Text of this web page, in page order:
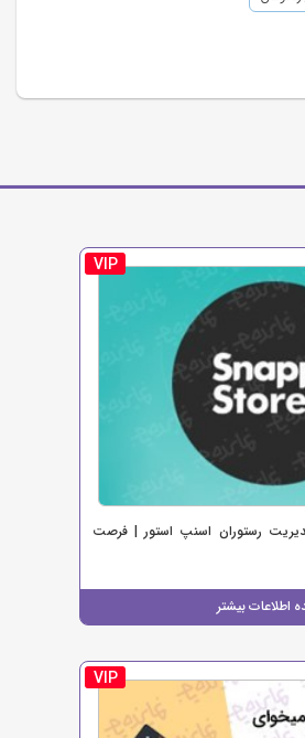
VIP
مدیریت رستوران اسنپ استور | فرصت
اطلاعات بیشتر
VIP